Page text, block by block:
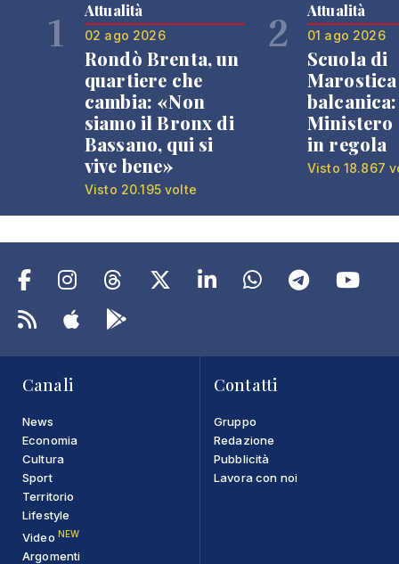
1 Attualità
02 ago 2026
Rondò Brenta, un
quartiere che
cambia: «Non
siamo il Bronx di
Bassano, qui si
vive bene»
Visto 20.195 volte
2 Attualità
01 ago 2026
Scuola di
Ministero
in regola
Visto 18.867
Canali
News
Economia
Cultura
Sport
Territorio
Lifestyle
Video NEW
Argomenti
Contatti
Gruppo
Redazione
Pubblicità
Lavora con noi